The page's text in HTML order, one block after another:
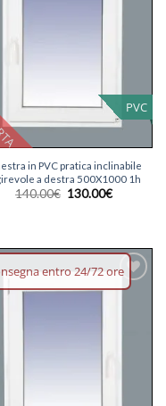
PVC
in PVC pratica inclinabile
a destra 500X1000 1h
140.00€ Il
130.00€Il
entro 24/72 ore
Aggiungi